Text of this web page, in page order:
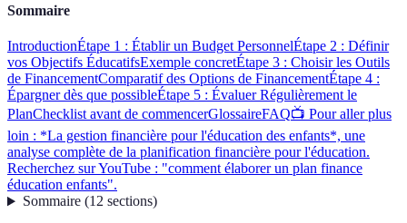
Sommaire
IntroductionÉtape 1 : Établir un Budget PersonnelÉtape 2 : Définir
vos Objectifs ÉducatifsExemple concretÉtape 3 : Choisir les Outils
de FinancementComparatif des Options de FinancementÉtape 4 :
Épargner dès que possibleÉtape 5 : Évaluer Régulièrement le
PlanChecklist avant de commencerGlossaireFAQ📺 Pour aller plus
loin : *La gestion financière pour l'éducation des enfants*, une
analyse complète de la planification financière pour l'éducation.
Recherchez sur YouTube : "comment élaborer un plan finance
éducation enfants".
Sommaire(12 sections)